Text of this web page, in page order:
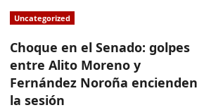
Uncategorized
Choque en el Senado: golpes
entre Alito Moreno y
Fernández Noroña encienden
la sesión